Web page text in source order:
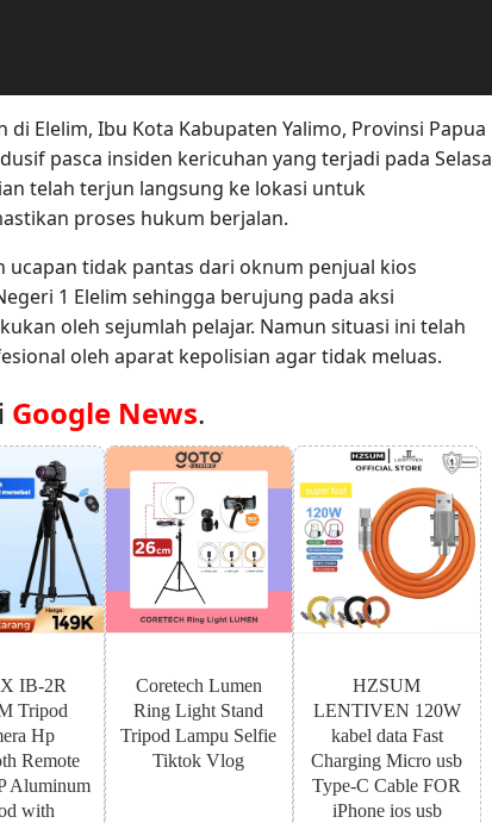
Elelim, Ibu Kota Kabupaten Yalimo, Provinsi Papua
pasca insiden kericuhan yang terjadi pada Selasa
telah terjun langsung ke lokasi untuk
proses hukum berjalan.
ucapan tidak pantas dari oknum penjual kios
1 Elelim sehingga berujung pada aksi
oleh sejumlah pelajar. Namun situasi ini telah
oleh aparat kepolisian agar tidak meluas.
Google News.
IB-2R
Tripod
Hp
Remote
Aluminum
with
Coretech Lumen
Ring Light Stand
Tripod Lampu Selfie
Tiktok Vlog
HZSUM
LENTIVEN 120W
kabel data Fast
Charging Micro usb
Type-C Cable FOR
iPhone ios usb